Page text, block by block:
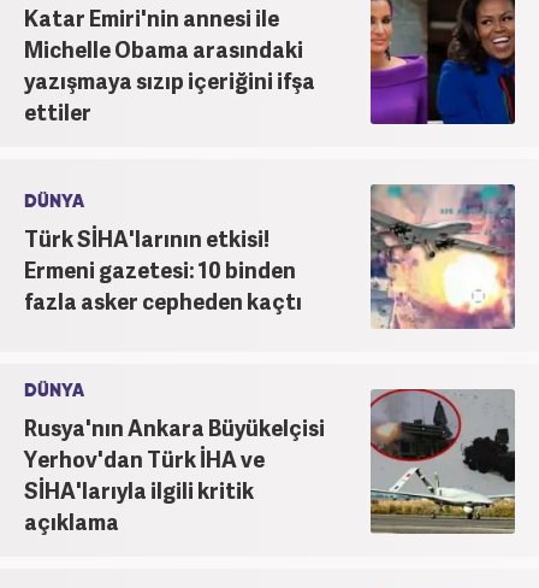
Katar Emiri'nin annesi ile
Michelle Obama arasındaki
yazışmaya sızıp içeriğini ifşa
ettiler
DÜNYA
Türk SİHA'larının etkisi!
Ermeni gazetesi: 10 binden
fazla asker cepheden kaçtı
DÜNYA
Rusya'nın Ankara Büyükelçisi
Yerhov'dan Türk İHA ve
SİHA'larıyla ilgili kritik
açıklama